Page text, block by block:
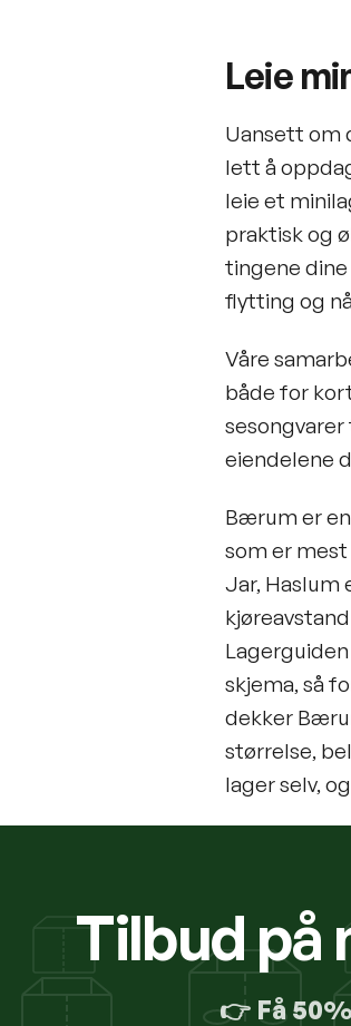
Leie
Uansett om
lett å
leie et
praktisk og
tingene
flytting og
Våre
både for
eiendelene
Bærum er
som er mest
Jar, Haslum
skjema, så
dekker
størrelse,
lager selv,
Tilbud på
👉 Få